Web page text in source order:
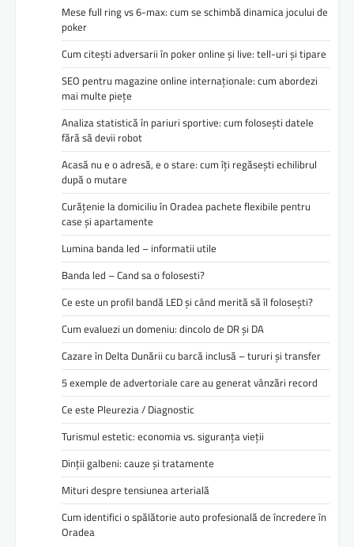
Mese full ring vs 6-max: cum se schimbă dinamica jocului de
poker
Cum citești adversarii în poker online și live: tell-uri și tipare
SEO pentru magazine online internaționale: cum abordezi
mai multe piețe
Analiza statistică în pariuri sportive: cum folosești datele
fără să devii robot
Acasă nu e o adresă, e o stare: cum îți regăsești echilibrul
după o mutare
Curățenie la domiciliu în Oradea pachete flexibile pentru
case și apartamente
Lumina banda led – informatii utile
Banda led – Cand sa o folosesti?
Ce este un profil bandă LED și când merită să îl folosești?
Cum evaluezi un domeniu: dincolo de DR și DA
Cazare în Delta Dunării cu barcă inclusă – tururi și transfer
5 exemple de advertoriale care au generat vânzări record
Ce este Pleurezia / Diagnostic
Turismul estetic: economia vs. siguranța vieții
Dinții galbeni: cauze și tratamente
Mituri despre tensiunea arterială
Cum identifici o spălătorie auto profesională de încredere în
Oradea